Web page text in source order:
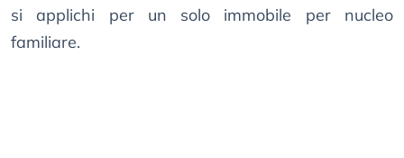
si applichi per un solo immobile per nucleo
familiare.